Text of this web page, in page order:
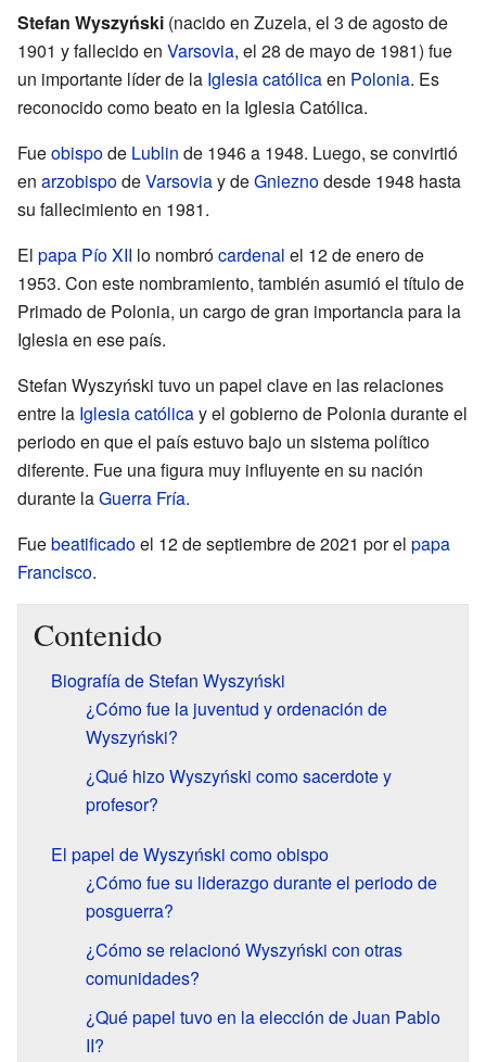
Stefan Wyszyński (nacido en Zuzela, el 3 de agosto de
1901 y fallecido en Varsovia, el 28 de mayo de 1981) fue
un importante líder de la Iglesia católicaen Polonia. Es
reconocido como beato en la Iglesia Católica.
Fueobispode Lublin de 1946 a 1948. Luego, se convirtió
en arzobispodeVarsoviay deGnieznodesde 1948 hasta
su fallecimiento en 1981.
El papa Pío XII lo nombrócardenal el 12 de enero de
1953. Con este nombramiento, también asumió el título de
Primado de Polonia, un cargo de gran importancia para la
Iglesia en ese país.
Stefan Wyszyński tuvo un papel clave en las relaciones
entre la Iglesia católicay el gobierno de Polonia durante el
periodo en que el país estuvo bajo un sistema político
diferente. Fue una figura muy influyente en su nación
durante laGuerra Fría.
Fuebeatificadoel 12 de septiembre de 2021 por el papa
Francisco.
Contenido
Biografía de Stefan Wyszyński
¿Cómo fue la juventud y ordenación de
Wyszyński?
¿Qué hizo Wyszyński como sacerdote y
profesor?
El papel de Wyszyński como obispo
¿Cómo fue su liderazgo durante el periodo de
posguerra?
¿Cómo se relacionó Wyszyński con otras
comunidades?
¿Qué papel tuvo en la elección de Juan Pablo
II?